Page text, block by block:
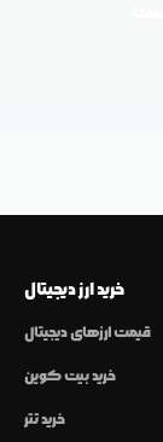
خرید ارز دیجیتال
قیمت ارزهای دیجیتال
خرید بیت کوین
خرید تتر